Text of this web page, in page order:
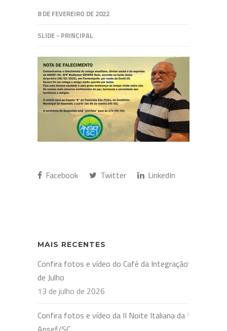
8 DE FEVEREIRO DE 2022
SLIDE - PRINCIPAL
Facebook Twitter LinkedIn
MAIS RECENTES
Confira fotos e vídeo do Café da Integração
de Julho
13 de julho de 2026
Confira fotos e vídeo da II Noite Italiana da